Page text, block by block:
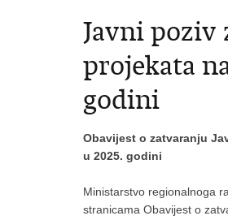
Javni poziv
projekata
godini
Obavijest o zatvaranju
u 2025. godini
Ministarstvo regionalnoga
stranicama Obavijest o